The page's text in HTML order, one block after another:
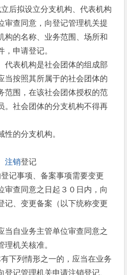
后拟设立分支机构、代表机构
审查同意，向登记管理机关提
构的名称、业务范围、场所和
，申请登记。
表机构是社会团体的组成部
当按照其所属于的社会团体的
范围，在该社会团体授权的范
。社会团体的分支机构不得再
的分支机构。
、注销登记
记事项、备案事项需要变更
审查同意之日起３０日内，向
记、变更备案（以下统称变更
自业务主管单位审查同意之
理机关核准。
下列情形之一的，应当在业务
登记管理机关申请注销登记、